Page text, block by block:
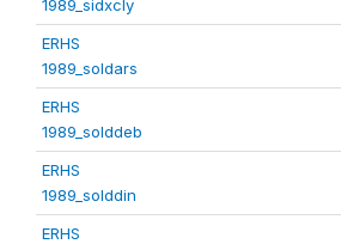
1989_sidxcly
ERHS
1989_soldars
ERHS
1989_solddeb
ERHS
1989_solddin
ERHS